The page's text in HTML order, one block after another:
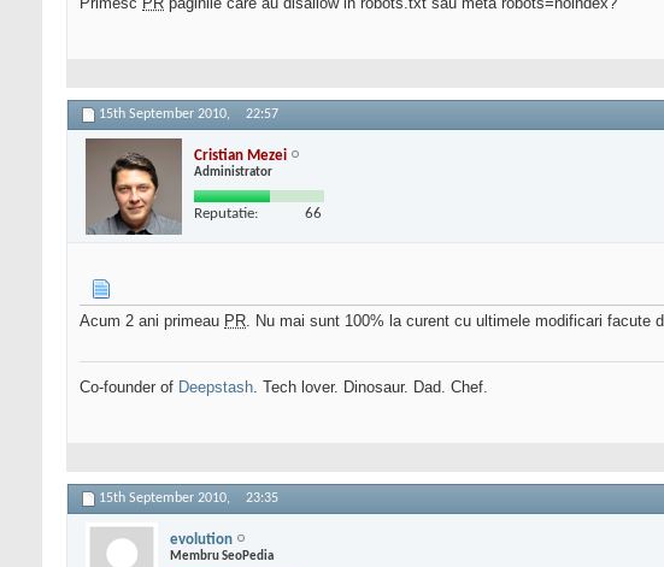
15th September 2010, 22:57
Cristian Mezei
Administrator
Reputatie: 66
Acum 2 ani primeau PR. Nu mai sunt 100% la curent cu ultimele modificari facute
Co-founder of Deepstash. Tech lover. Dinosaur. Dad. Chef.
15th September 2010, 23:35
evolution
Membru SeoPedia